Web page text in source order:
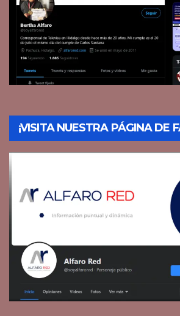
¡VISITA NUESTRA PÁGINA DE